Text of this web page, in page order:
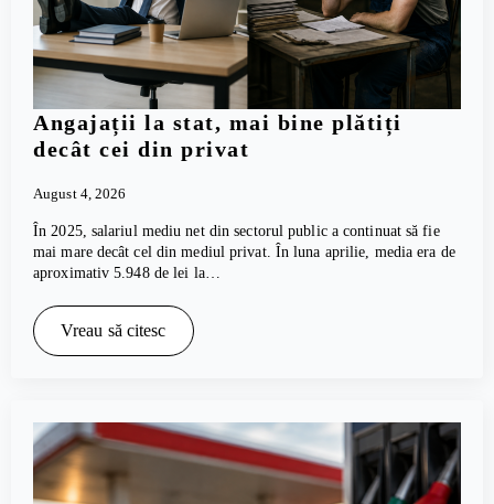
Angajații la stat, mai bine plătiți
decât cei din privat
August 4, 2026
În 2025, salariul mediu net din sectorul public a continuat să fie
mai mare decât cel din mediul privat. În luna aprilie, media era de
aproximativ 5.948 de lei la…
Vreau să citesc